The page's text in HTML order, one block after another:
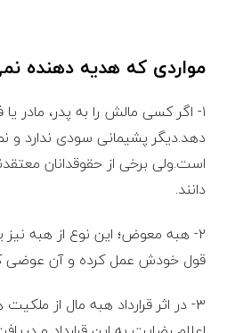
مواردی که هدیه دهنده
۱- اگر کسی مالش را به پدر،
دهد.دیگر پشیمانی سودی ندارد و
است.ولی برخی از حقوقدانان
‌دانند.
۲- هبه معوض؛ این نوع از هبه
قول خودش عمل کرده و آن عوضی
۳- در اثر قرارداد هبه مال از